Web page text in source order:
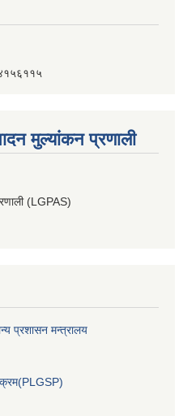
मुल्यांकन प्रणाली
(LGPAS)
प्रशासन मन्त्रालय